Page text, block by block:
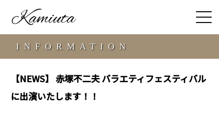
INFORMATION
【NEWS】 赤塚不二夫 バラエティフェスティバル
に出演いたします！！